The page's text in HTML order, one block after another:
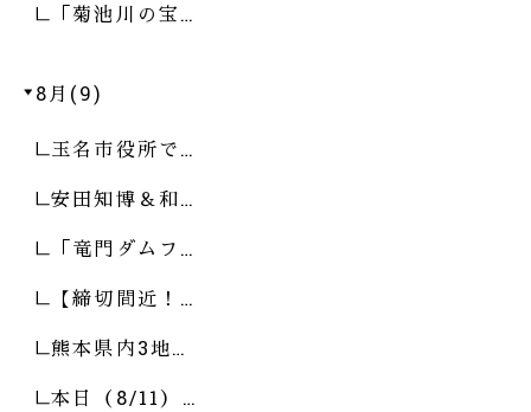
「菊池川の宝…
8月(9)
玉名市役所で…
安田知博＆和…
「竜門ダムフ…
【締切間近！…
熊本県内3地…
本日（8/11）…